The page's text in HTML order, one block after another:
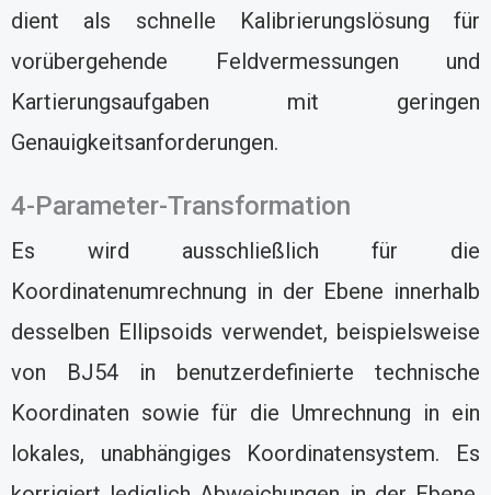
dient als schnelle Kalibrierungslösung für
vorübergehende Feldvermessungen und
Kartierungsaufgaben mit geringen
Genauigkeitsanforderungen.
4-Parameter-Transformation
Es wird ausschließlich für die
Koordinatenumrechnung in der Ebene innerhalb
desselben Ellipsoids verwendet, beispielsweise
von BJ54 in benutzerdefinierte technische
Koordinaten sowie für die Umrechnung in ein
lokales, unabhängiges Koordinatensystem. Es